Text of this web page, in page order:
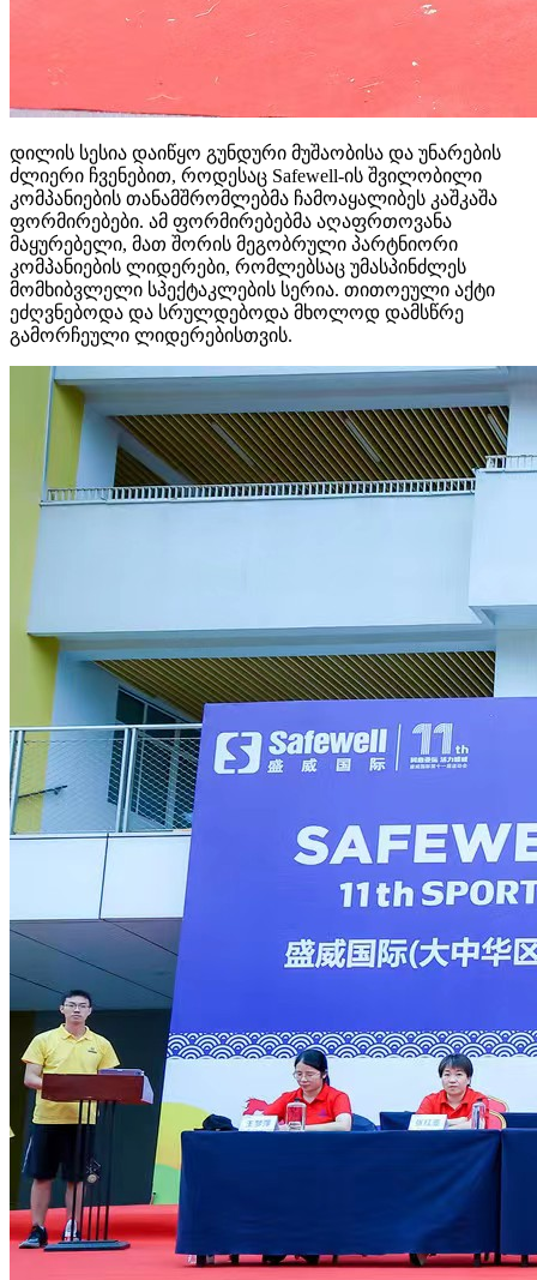
დილის სესია დაიწყო გუნდური მუშაობისა და უნარების
ძლიერი ჩვენებით, როდესაც Safewell-ის შვილობილი
კომპანიების თანამშრომლებმა ჩამოაყალიბეს კაშკაშა
ფორმირებები. ამ ფორმირებებმა აღაფრთოვანა
მაყურებელი, მათ შორის მეგობრული პარტნიორი
კომპანიების ლიდერები, რომლებსაც უმასპინძლეს
მომხიბვლელი სპექტაკლების სერია. თითოეული აქტი
ეძღვნებოდა და სრულდებოდა მხოლოდ დამსწრე
გამორჩეული ლიდერებისთვის.